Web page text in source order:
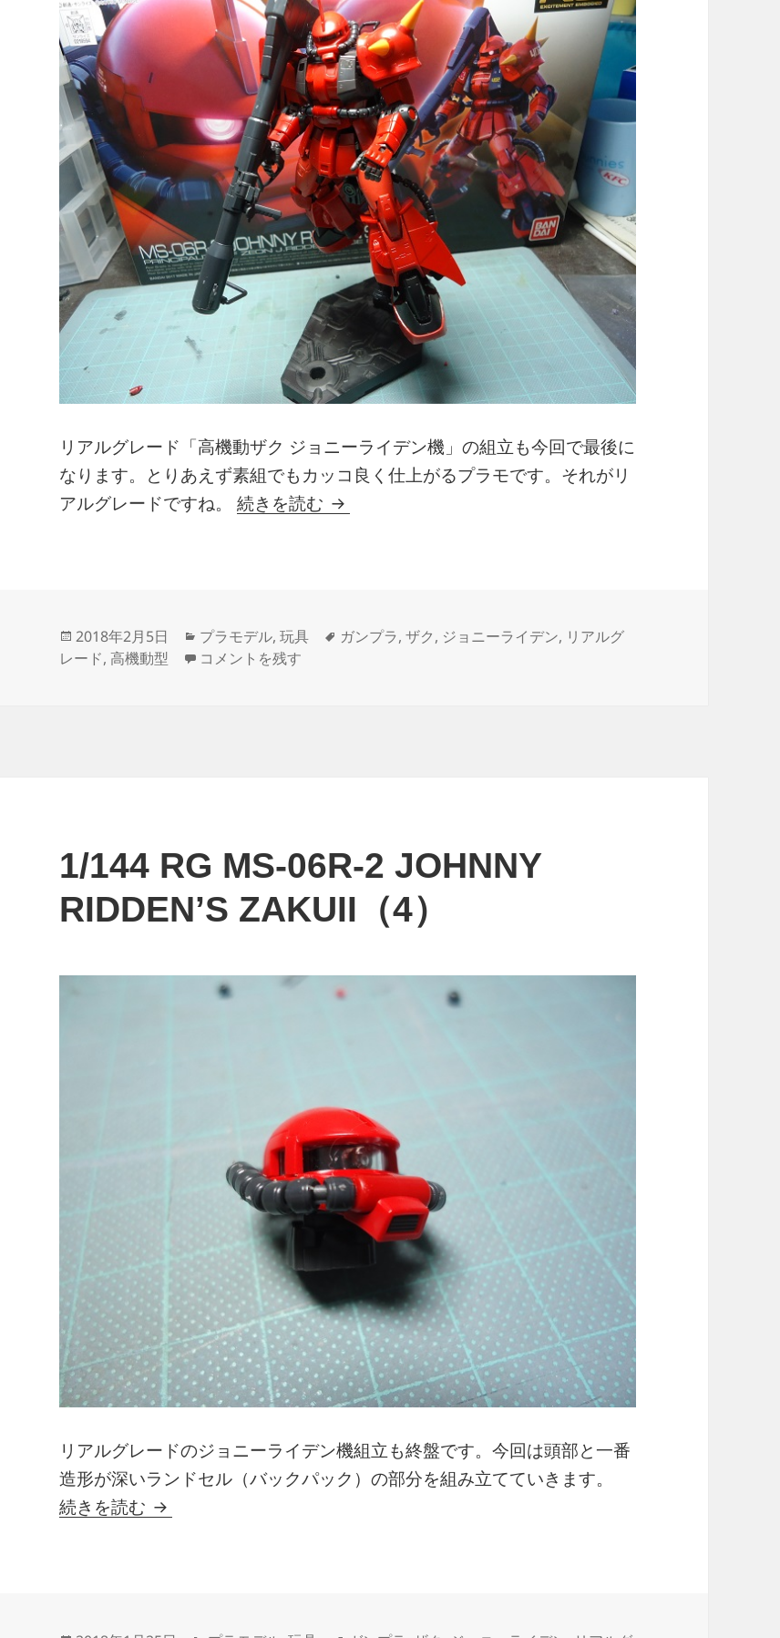
リアルグレード「高機動ザク ジョニーライデン機」の組立も今回で最後に
なります。とりあえず素組でもカッコ良く仕上がるプラモです。それがリ
アルグレードですね。続きを読む 1/144 RG MS-06R-2 JOHNNY RIDDEN’S ZAKUII（5）
投
稿
2018年2月5日
カ
テ
プラモデル,玩具
タ
ガンプラ,ザク, ジョニーライデン, リアルグ
レード,高機動型 1/144 RG MS-06R-2 JOHNNY RIDDEN’S ZAKUII（5） に
コメントを残す
1/144 RG MS-06R-2 JOHNNY
RIDDEN’S ZAKUII（4）
リアルグレードのジョニーライデン機組立も終盤です。今回は頭部と一番
造形が深いランドセル（バックパック）の部分を組み立てていきます。
続きを読む 1/144 RG MS-06R-2 JOHNNY RIDDEN’S ZAKUII（4）